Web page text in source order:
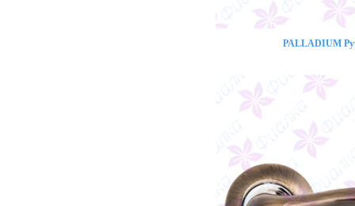
PALLADIUM